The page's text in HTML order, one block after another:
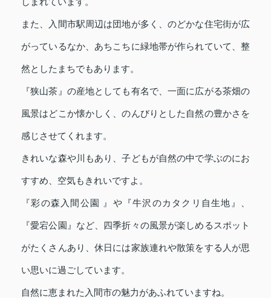
また、入間市駅周辺は団地が多く、のどかな住宅街が広
がっているなか、あちこちに緑地帯が作られていて、整
然としたまちでもあります。
『狭山茶』の産地としても有名で、一面に広がる茶畑の
風景はどこか懐かしく、のんびりとした自然の豊かさを
感じさせてくれます。
きれいな森や川もあり、子どもが自然の中で学ぶのにお
すすめ、空気もきれいですよ。
『彩の森入間公園 』や『牛沢のカタクリ自生地』、
『愛宕公園』など、四季折々の風景が楽しめるスポット
がたくさんあり、休日には家族連れや散策をする人が思
い思いに過ごしています。
自然に恵まれた入間市の魅力があふれていますね。